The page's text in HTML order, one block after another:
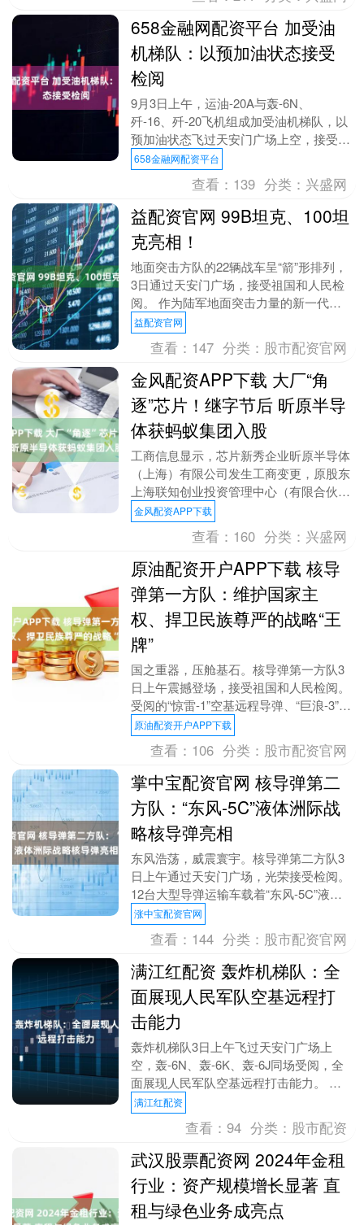
658金融网配资平台 加受油
机梯队：以预加油状态接受
检阅
9月3日上午，运油-20A与轰-6N、
歼-16、歼-20飞机组成加受油机梯队，以
预加油状态飞过天安门广场上空，接受祖
国和人民检阅。 运油-20A是我国自主研
发的....
658金融网配资平台
查看： 139 分类： 兴盛网
益配资官网 99B坦克、100坦
克亮相！
地面突击方队的22辆战车呈“箭”形排列，
3日通过天安门广场，接受祖国和人民检
阅。 作为陆军地面突击力量的新一代装
甲装备，受阅的99B坦克、100坦克、100
支援....
益配资官网
查看： 147 分类： 股市配资官网
金风配资APP下载 大厂“角
逐”芯片！继字节后 昕原半导
体获蚂蚁集团入股
工商信息显示，芯片新秀企业昕原半导体
（上海）有限公司发生工商变更，原股东
上海联知创业投资管理中心（有限合伙）
退出，新增蚂蚁集团旗下上海云玡企业管
理咨询有限公司为....
金风配资APP下载
查看： 160 分类： 兴盛网
原油配资开户APP下载 核导
弹第一方队：维护国家主
权、捍卫民族尊严的战略“王
牌”
国之重器，压舱基石。核导弹第一方队3
日上午震撼登场，接受祖国和人民检阅。
受阅的“惊雷-1”空基远程导弹、“巨浪-3”潜
射洲际导弹、“东风-61”陆基洲际导
弹、....
原油配资开户APP下载
查看： 106 分类： 股市配资官网
掌中宝配资官网 核导弹第二
方队：“东风-5C”液体洲际战
略核导弹亮相
东风浩荡，威震寰宇。核导弹第二方队3
日上午通过天安门广场，光荣接受检阅。
12台大型导弹运输车载着“东风-5C”液体
洲际战略核导弹浩荡而来。核导弹第二方
队是装备....
涨中宝配资官网
查看： 144 分类： 股市配资官网
满江红配资 轰炸机梯队：全
面展现人民军队空基远程打
击能力
轰炸机梯队3日上午飞过天安门广场上
空，轰-6N、轰-6K、轰-6J同场受阅，全
面展现人民军队空基远程打击能力。 作
为国产新型远程战略轰炸机，轰-6N可进
行空中受....
满江红配资
查看：94 分类： 股市配资
武汉股票配资网 2024年金租
行业：资产规模增长显著 直
租与绿色业务成亮点